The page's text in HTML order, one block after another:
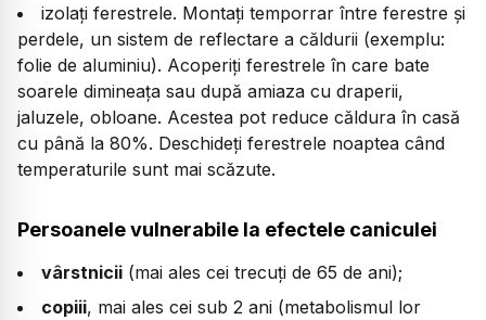
izolați ferestrele. Montați temporrar între ferestre şi
perdele, un sistem de reflectare a căldurii (exemplu:
folie de aluminiu). Acoperiți ferestrele în care bate
soarele dimineaţa sau după amiaza cu draperii,
jaluzele, obloane. Acestea pot reduce căldura în casă
cu până la 80%. Deschideți ferestrele noaptea când
temperaturile sunt mai scăzute.
Persoanele vulnerabile la efectele caniculei
vârstnicii (mai ales cei trecuți de 65 de ani);
copiii, mai ales cei sub 2 ani (metabolismul lor